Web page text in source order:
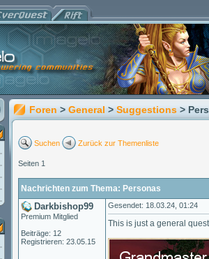
Foren > General > Suggestions >
Suchen Zurück zur Themenliste
Seiten 1
Nachrichten zum Thema: Personas
Darkbishop99
Premium Mitglied
Beiträge: 12
Registrieren: 23.05.15
Gesendet: 18.03.24, 01:24
This is just a general